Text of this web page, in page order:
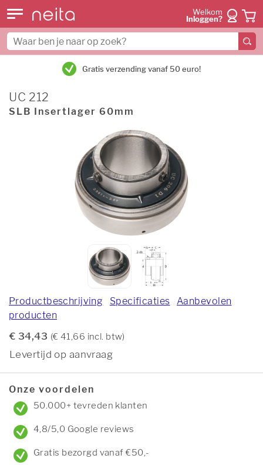
Welkom
Inloggen?
Gratis verzending vanaf 50 euro!
UC 212
SLB Insertlager 60mm
Productbeschrijving Specificaties
Aanbevolen
producten
€ 34,43 (€ 41,66 incl. btw)
Levertijd op aanvraag
Onze voordelen
50.000+ tevreden klanten
4,8/5,0 Google reviews
Gratis bezorgd vanaf €50,-